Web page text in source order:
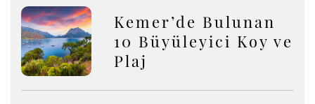
Kemer’de Bulunan
10 Büyüleyici Koy ve
Plaj